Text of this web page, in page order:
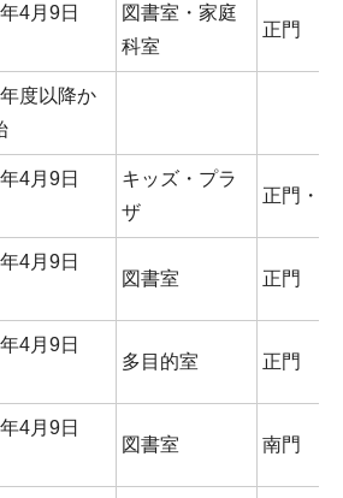
4月9日
図書室・家庭
科室
正門
度以降か
4月9日
キッズ・プラ
ザ
正門・西
4月9日
図書室 正門
4月9日
多目的室 正門
4月9日
図書室 南門